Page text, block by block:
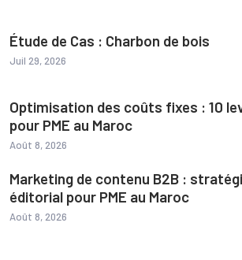
Étude de Cas : Charbon de bois
Juil 29, 2026
Optimisation des coûts fixes : 10
pour PME au Maroc
Août 8, 2026
Marketing de contenu B2B :
éditorial pour PME au Maroc
Août 8, 2026